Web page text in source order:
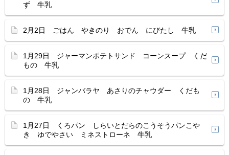
ず 牛乳
2月2日 ごはん やきのり おでん にびたし 牛乳
1月29日 ジャーマンポテトサンド コーンスープ くだ
もの 牛乳
1月28日 ジャンバラヤ あさりのチャウダー くだも
の 牛乳
1月27日 くろパン しらいとだらのこうそうパンこや
き ゆでやさい ミネストローネ 牛乳